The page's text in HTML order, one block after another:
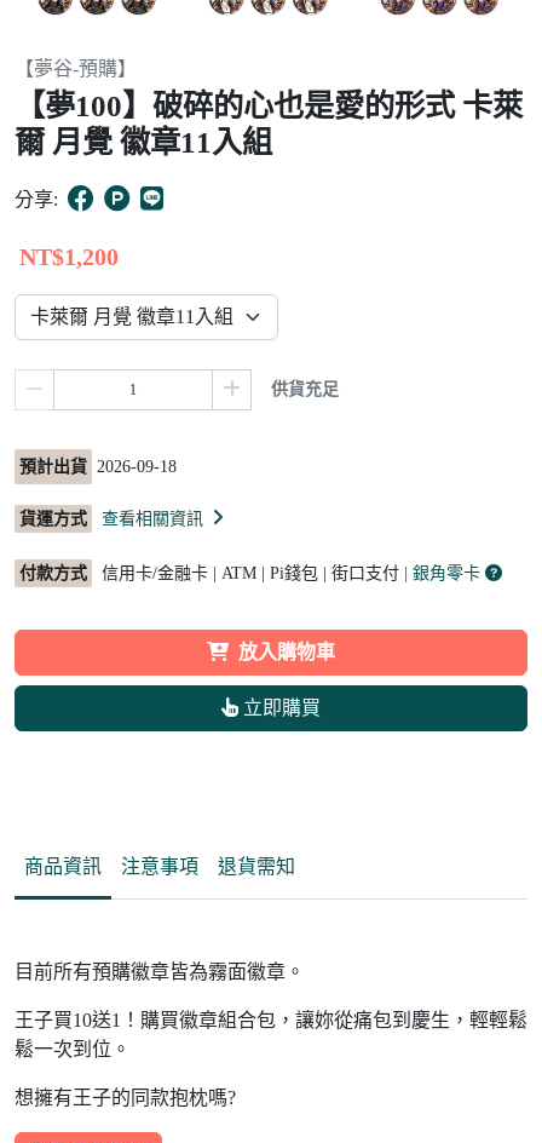
Item
of
15
【夢谷-預購】
【夢100】破碎的心也是愛的形式 卡萊
爾 月覺 徽章11入組
分享:
NT$1,200
供貨充足
預計出貨 2026-09-18
貨運方式 查看相關資訊
付款方式 信用卡/金融卡 | ATM | Pi錢包 | 街口支付 | 銀角零卡
放入購物車
立即購買
商品資訊 注意事項 退貨需知
目前所有預購徽章皆為霧面徽章。
王子買10送1！購買徽章組合包，讓妳從痛包到慶生，輕輕鬆
鬆一次到位。
想擁有王子的同款抱枕嗎?